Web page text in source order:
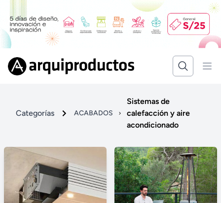
Categorías ACABADOS
Sistemas de
calefacción y aire
acondicionado